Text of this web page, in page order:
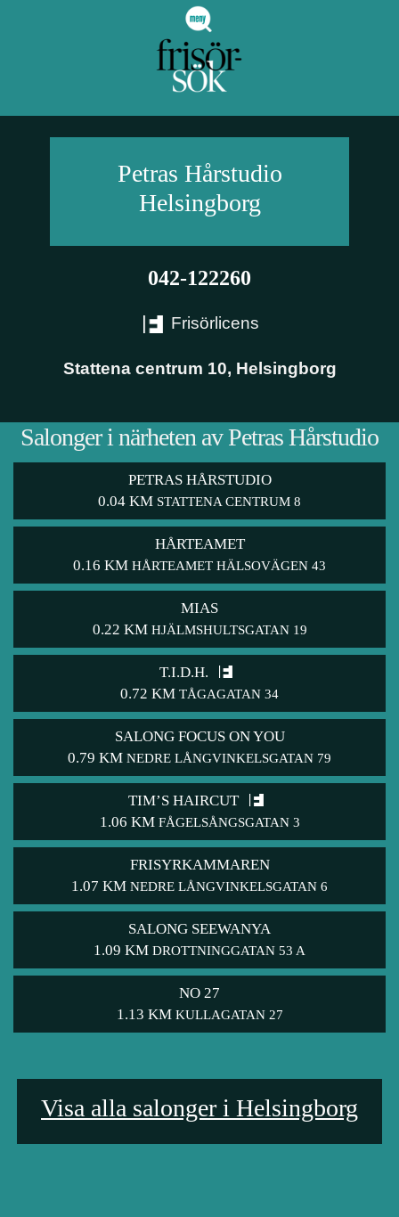
Petras Hårstudio
Helsingborg
042-122260
Frisörlicens
Stattena centrum 10, Helsingborg
Salonger i närheten av Petras Hårstudio
PETRAS HÅRSTUDIO
0.04 KM STATTENA CENTRUM 8
HÅRTEAMET
0.16 KM HÅRTEAMET HÄLSOVÄGEN 43
MIAS
0.22 KM HJÄLMSHULTSGATAN 19
T.I.D.H.
0.72 KM TÅGAGATAN 34
SALONG FOCUS ON YOU
0.79 KM NEDRE LÅNGVINKELSGATAN 79
TIM’S HAIRCUT
1.06 KM FÅGELSÅNGSGATAN 3
FRISYRKAMMAREN
1.07 KM NEDRE LÅNGVINKELSGATAN 6
SALONG SEEWANYA
1.09 KM DROTTNINGGATAN 53 A
NO 27
1.13 KM KULLAGATAN 27
Visa alla salonger i Helsingborg